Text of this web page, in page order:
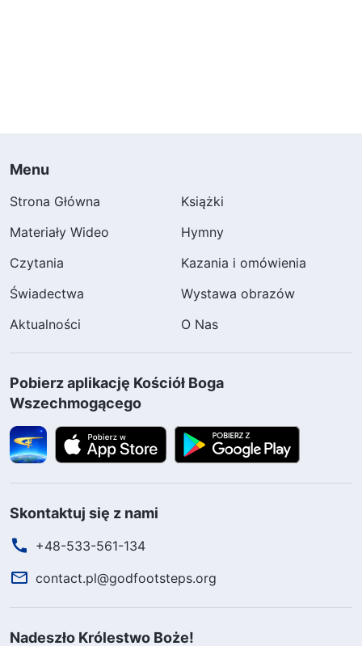
Menu
Strona Główna
Książki
Materiały Wideo
Hymny
Czytania
Kazania i omówienia
Świadectwa
Wystawa obrazów
Aktualności
O Nas
Pobierz aplikację Kościół Boga
Wszechmogącego
Skontaktuj się z nami
+48-533-561-134
contact.pl@godfootsteps.org
Nadeszło Królestwo Boże!